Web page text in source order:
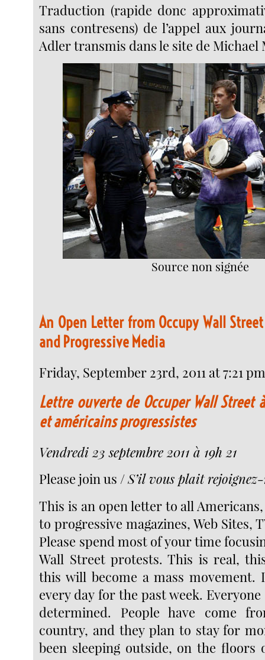
Traduction (rapide donc
sans contresens) de l’appel aux
Adler transmis dans le site de Michael
Source non signée
An Open Letter from Occupy Wall
and Progressive Media
Friday, September 23rd, 2011 at 7:21
Lettre ouverte de Occuper Wall Street
et américains progressistes
Vendredi 23 septembre 2011 à 19h 21
Please join us /S’il vous plait
This is an open letter to all
to progressive magazines, Web Sites,
Please spend most of your time
Wall Street protests. This is real,
this will become a mass movement.
every day for the past week.
determined. People have come
country, and they plan to stay for
been sleeping outside, on the floors